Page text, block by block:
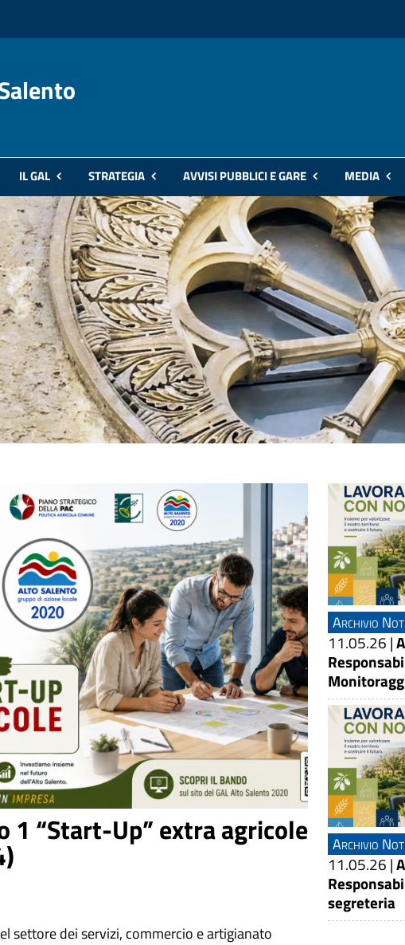
IL GAL STRATEGIA AVVISI PUBBLICI E GARE MEDIA
1 “Start-Up” extra agricole
settore dei servizi, commercio e artigianato
Archivio
11.05.26 |
Archivio
11.05.26 |
segreteria